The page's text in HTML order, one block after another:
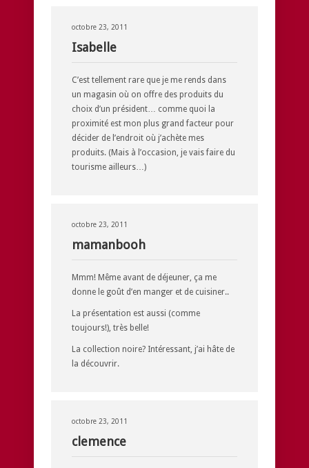
octobre 23, 2011
Isabelle
C’est tellement rare que je me rends dans
un magasin où on offre des produits du
choix d’un président… comme quoi la
proximité est mon plus grand facteur pour
décider de l’endroit où j’achète mes
produits. (Mais à l’occasion, je vais faire du
tourisme ailleurs…)
octobre 23, 2011
mamanbooh
Mmm! Même avant de déjeuner, ça me
donne le goût d’en manger et de cuisiner..
La présentation est aussi (comme
toujours!), très belle!
La collection noire? Intéressant, j’ai hâte de
la découvrir.
octobre 23, 2011
clemence